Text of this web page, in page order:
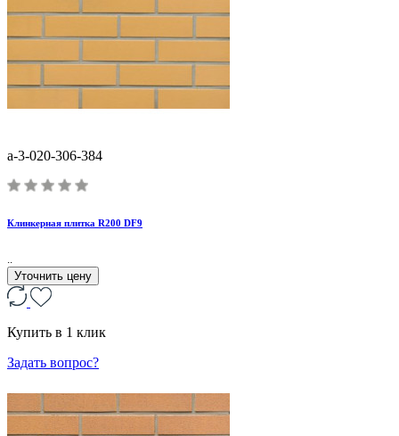
a-3-020-306-384
Клинкерная плитка R200 DF9
..
Уточнить цену
Купить в 1 клик
Задать вопрос?